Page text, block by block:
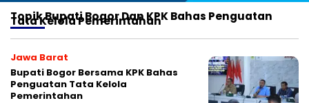
TopikBupati Bogor Dan KPK Bahas Penguatan
Tata Kelola Pemerintahan
Jawa Barat
Bupati Bogor Bersama KPK Bahas
Penguatan Tata Kelola
Pemerintahan